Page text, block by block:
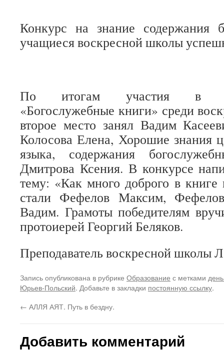
Конкурс на знание содержания
учащиеся воскресной школы
По итогам участия
«Богослужебные книги» среди
второе место занял Вадим
Колосова Елена, Хорошие знания
языка, содержания
Дмитрова Ксения. В конкурсе
тему: «Как много доброго в книге
стали Фефелов Максим,
Вадим. Грамоты победителям
протоиерей Георгий Беляков.
Преподаватель воскресной школы
Запись опубликована в рубрике Образование с метками
Юрьев-Польский. Добавьте в закладки постоянную ссылку.
← АЛЛЯ АЯТ. Путь в бездну.
Добавить комментарий